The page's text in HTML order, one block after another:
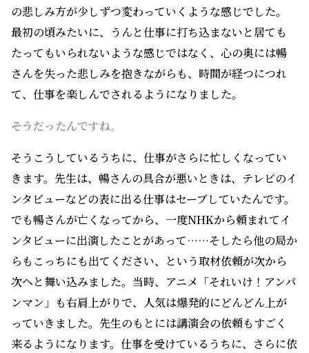
の悲しみ方が少しずつ変わっていくような感じでした。
最初の頃みたいに、うんと仕事に打ち込まないと居ても
たってもいられないような感じではなく、心の奥には暢
さんを失った悲しみを抱きながらも、時間が経つにつれ
て、仕事を楽しんでされるようになりました。
――そうだったんですね。
そうこうしているうちに、仕事がさらに忙しくなってい
きます。先生は、暢さんの具合が悪いときは、テレビのイ
ンタビューなどの表に出る仕事はセーブしていたんです。
でも暢さんが亡くなってから、一度NHKから頼まれてイ
ンタビューに出演したことがあって……そしたら他の局か
らもこっちにも出てください、という取材依頼が次から
次へと舞い込みました。当時、アニメ「それいけ！アンパ
ンマン」も右肩上がりで、人気は爆発的にどんどん上が
っていきました。先生のもとには講演会の依頼もすごく
来るようになります。仕事を受けているうちに、さらに依